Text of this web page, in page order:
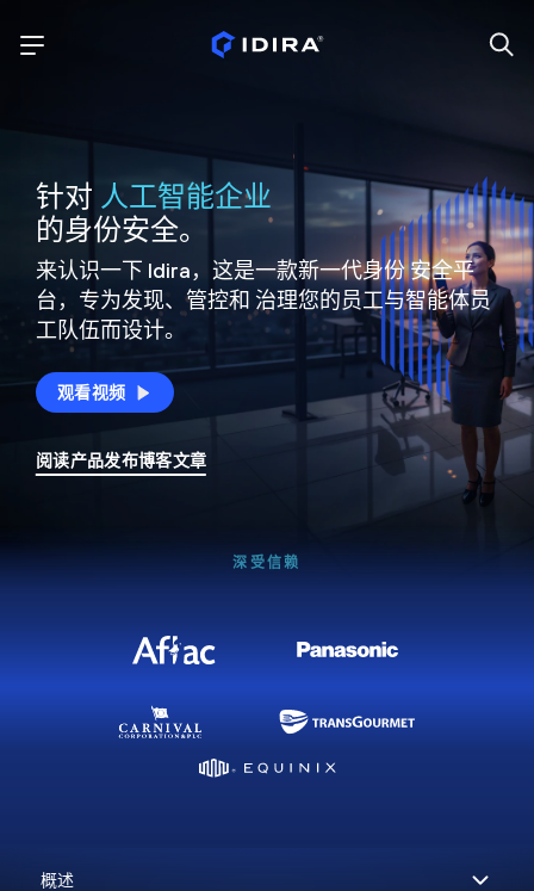
针对 人工智能企业
的身份安全。
来认识一下 Idira，这是一款新一代身份安全平
台，专为发现、管控和 治理您的员工与智能体员
工队伍而设计。
观看视频
阅读产品发布博客文章
深受信赖